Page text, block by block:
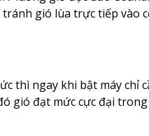
gió lùa trực tiếp vào
thì ngay khi bật máy chỉ
gió đạt mức cực đại